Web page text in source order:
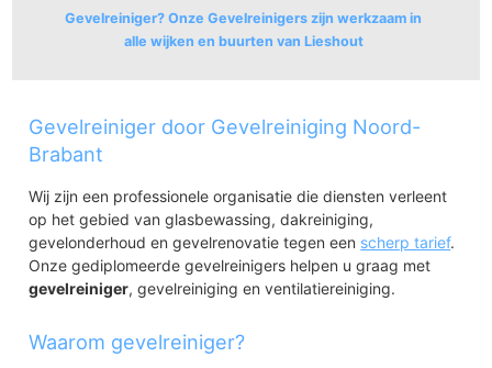
Gevelreiniger? Onze Gevelreinigers zijn werkzaam in
alle wijken en buurten van Lieshout
Lieshout
Gevelreiniger door Gevelreiniging Noord-
Brabant
Wij zijn een professionele organisatie die diensten verleent
op het gebied van glasbewassing, dakreiniging,
gevelonderhoud en gevelrenovatie tegen een scherp tarief.
Onze gediplomeerde gevelreinigers helpen u graag met
gevelreiniger, gevelreiniging en ventilatiereiniging.
Waarom gevelreiniger?